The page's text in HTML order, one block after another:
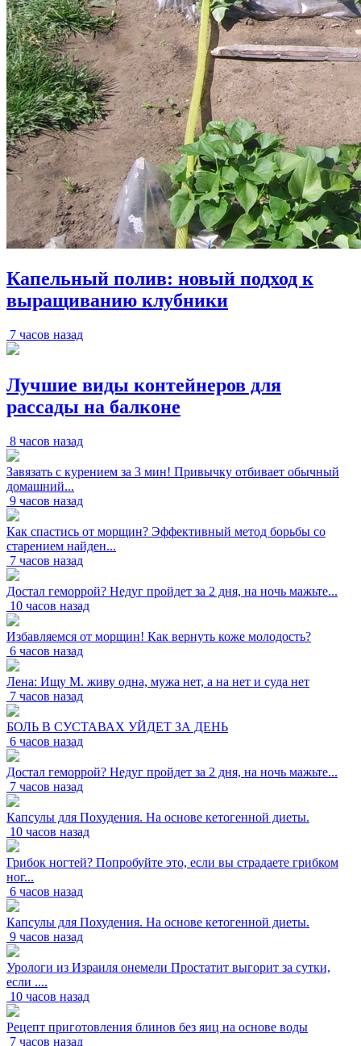
Капельный полив: новый подход к
выращиванию клубники
7 часов назад
Лучшие виды контейнеров для
рассады на балконе
8 часов назад
Завязать с курением за 3 мин! Привычку отбивает обычный
домашний...
9 часов назад
Как спастись от морщин? Эффективный метод борьбы со
старением найден...
7 часов назад
Достал геморрой? Недуг пройдет за 2 дня, на ночь мажьте...
10 часов назад
Избавляемся от морщин! Как вернуть коже молодость?
6 часов назад
Лена: Ищу М. живу одна, мужа нет, а на нет и суда нет
7 часов назад
БОЛЬ В СУСТАВАХ УЙДЕТ ЗА ДЕНЬ
6 часов назад
Достал геморрой? Недуг пройдет за 2 дня, на ночь мажьте...
7 часов назад
Капсулы для Похудения. На основе кетогенной диеты.
10 часов назад
Грибок ногтей? Попробуйте это, если вы страдаете грибком
ног...
6 часов назад
Капсулы для Похудения. На основе кетогенной диеты.
9 часов назад
Урологи из Израиля онемели Простатит выгорит за сутки,
если ....
10 часов назад
Рецепт приготовления блинов без яиц на основе воды
7 часов назад